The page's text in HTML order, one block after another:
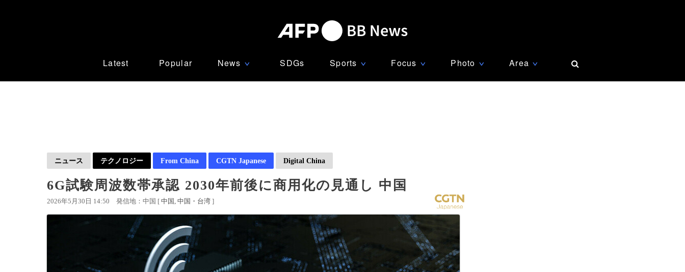
Latest Popular News ∨ SDGs Sports ∨ Focus ∨ Photo ∨ Area ∨
ニュース テクノロジー From China CGTN Japanese Digital China
6G試験周波数帯承認 2030年前後に商用化の見通し 中国
2026年5月30日 14:50 発信地：中国 [ 中国 中国・台湾 ]